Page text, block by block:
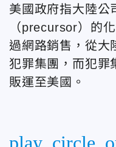
美國政府指大陸公
（precursor）的
過網路銷售，從大
犯罪集團，而犯罪
販運至美國。